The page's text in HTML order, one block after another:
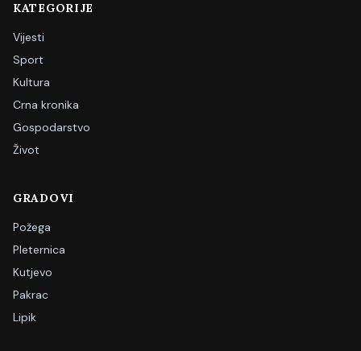
KATEGORIJE
Vijesti
Sport
Kultura
Crna kronika
Gospodarstvo
Život
GRADOVI
Požega
Pleternica
Kutjevo
Pakrac
Lipik